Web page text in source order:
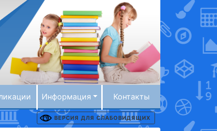
Информация Контакты
ВЕРСИЯ ДЛЯ СЛАБОВИДЯЩИХ